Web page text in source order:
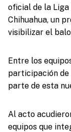
oficial de la
Chihuahua, un
visibilizar el
Entre los
participación de
parte de esta
Al acto
equipos que